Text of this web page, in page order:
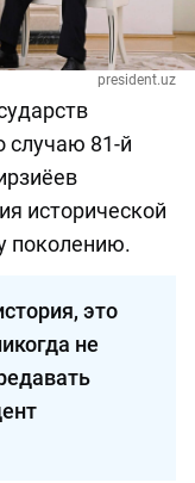
president.uz
случаю 81-й
исторической
поколению.
это
не